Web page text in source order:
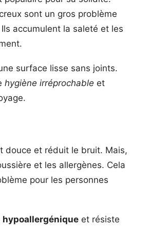
sont un gros problème
Ils accumulent la saleté et les
surface lisse sans joints.
hygiène irréprochable et
douce et réduit le bruit. Mais,
et les allergènes. Cela
pour les personnes
hypoallergénique et résiste